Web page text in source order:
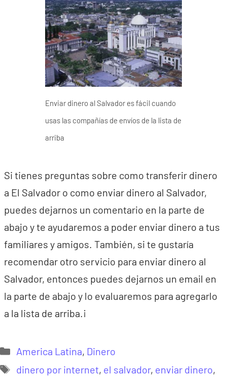
Enviar dinero al Salvador es fácil cuando
usas las compañías de envíos de la lista de
arriba
Si tienes preguntas sobre como transferir dinero
a El Salvador o como enviar dinero al Salvador,
puedes dejarnos un comentario en la parte de
abajo y te ayudaremos a poder enviar dinero a tus
familiares y amigos. También, si te gustaría
recomendar otro servicio para enviar dinero al
Salvador, entonces puedes dejarnos un email en
la parte de abajo y lo evaluaremos para agregarlo
a la lista de arriba.¡
Categorías
America Latina, Dinero
Etiquetas
dinero por internet, el salvador, enviar dinero,